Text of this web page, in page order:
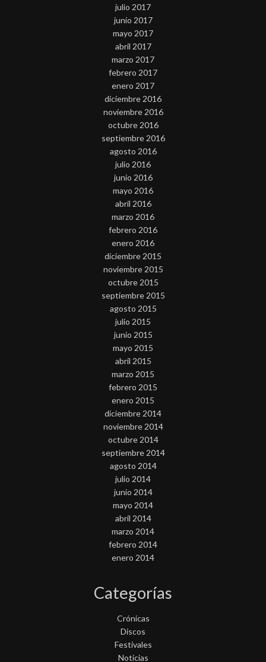
julio 2017
junio 2017
mayo 2017
abril 2017
marzo 2017
febrero 2017
enero 2017
diciembre 2016
noviembre 2016
octubre 2016
septiembre 2016
agosto 2016
julio 2016
junio 2016
mayo 2016
abril 2016
marzo 2016
febrero 2016
enero 2016
diciembre 2015
noviembre 2015
octubre 2015
septiembre 2015
agosto 2015
julio 2015
junio 2015
mayo 2015
abril 2015
marzo 2015
febrero 2015
enero 2015
diciembre 2014
noviembre 2014
octubre 2014
septiembre 2014
agosto 2014
julio 2014
junio 2014
mayo 2014
abril 2014
marzo 2014
febrero 2014
enero 2014
Categorías
Crónicas
Discos
Festivales
Noticias